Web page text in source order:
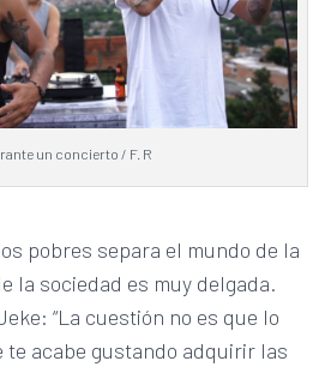
un concierto / F. R
pobres separa el mundo de la
la sociedad es muy delgada.
“La cuestión no es que lo
te acabe gustando adquirir las